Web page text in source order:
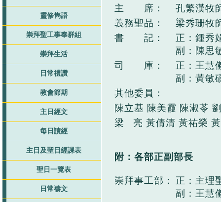
靈修雋語
崇拜聖工事奉群組
崇拜生活
日常禮讚
教會節期
主日經文
每日讀經
主日及聖日經課表
聖日一覽表
日常禱文
主 席：
孔繁漢牧
義務聖品：
梁秀珊牧
書 記：
正：鍾秀
副：陳思
司 庫：
正：王慧
副：黃敏
其他委員：
陳立基 陳美霞 陳淑苓
梁 亮 黃倩清 黃祐榮
附：各部正副部長
崇拜事工部：
正：主理
副：王慧